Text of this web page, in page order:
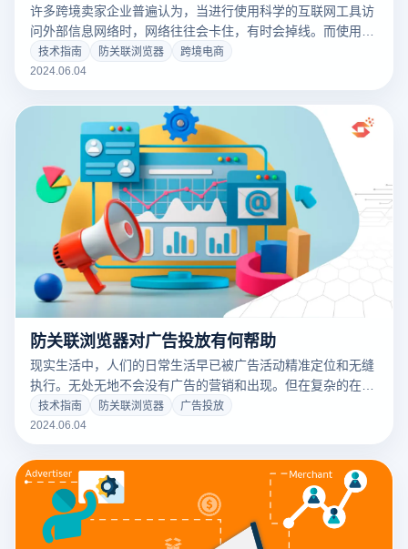
许多跨境卖家企业普遍认为，当进行使用科学的互联网工具访
问外部信息网络时，网络往往会卡住，有时会掉线。而使用云
登防关联浏览器和第三方IP代理就不会出现这个问题，因为这
种模式不仅可以为账号提供稳定的登录环境，还可以对数据进
技术指南 防关联浏览器
跨境电商
2024.06.04
防关联浏览器对广告投放有何帮助
现实生活中，人们的日常生活早已被广告活动精准定位和无缝
执行。无处无地不会没有广告的营销和出现。但在复杂的在线
营销环境中，广告商如何确保他们的信息能在恰当的时间传达
到正确的受众？让我们深入探讨广告投放的世界，并了解云登
技术指南 防关联浏览器
广告投放
2024.06.04